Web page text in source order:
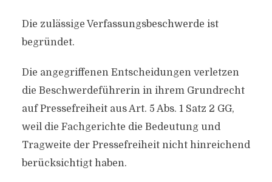
Die zulässige Verfassungsbeschwerde ist
begründet.
Die angegriffenen Entscheidungen verletzen
die Beschwerdeführerin in ihrem Grundrecht
auf Pressefreiheit aus Art. 5 Abs. 1 Satz 2 GG,
weil die Fachgerichte die Bedeutung und
Tragweite der Pressefreiheit nicht hinreichend
berücksichtigt haben.